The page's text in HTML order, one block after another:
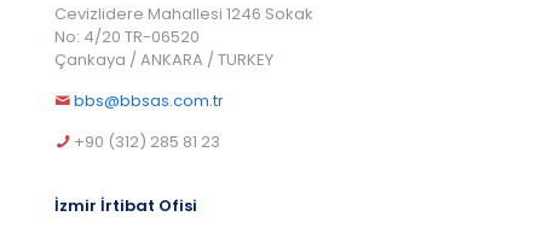
Cevizlidere Mahallesi 1246 Sokak
No: 4/20 TR-06520
Çankaya / ANKARA / TURKEY
bbs@bbsas.com.tr
+90 (312) 285 81 23
İzmir İrtibat Ofisi